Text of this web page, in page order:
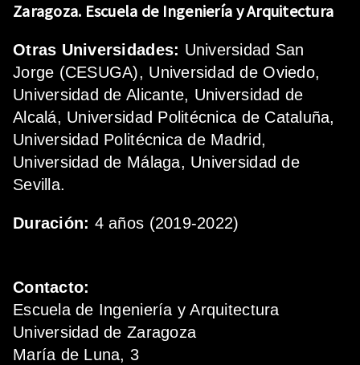
Zaragoza. Escuela de Ingeniería y Arquitectura
Otras Universidades: Universidad San
Jorge (CESUGA), Universidad de Oviedo,
Universidad de Alicante, Universidad de
Alcalá, Universidad Politécnica de Cataluña,
Universidad Politécnica de Madrid,
Universidad de Málaga, Universidad de
Sevilla.
Duración: 4 años (2019-2022)
Contacto:
Escuela de Ingeniería y Arquitectura
Universidad de Zaragoza
María de Luna, 3